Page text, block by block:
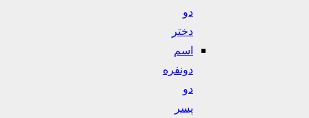
دو
دختر
اسم
دونفره
دو
پسر